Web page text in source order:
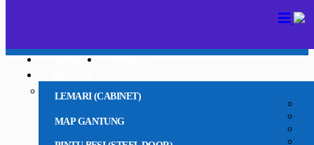
LEMARI (CABINET)
MAP GANTUNG